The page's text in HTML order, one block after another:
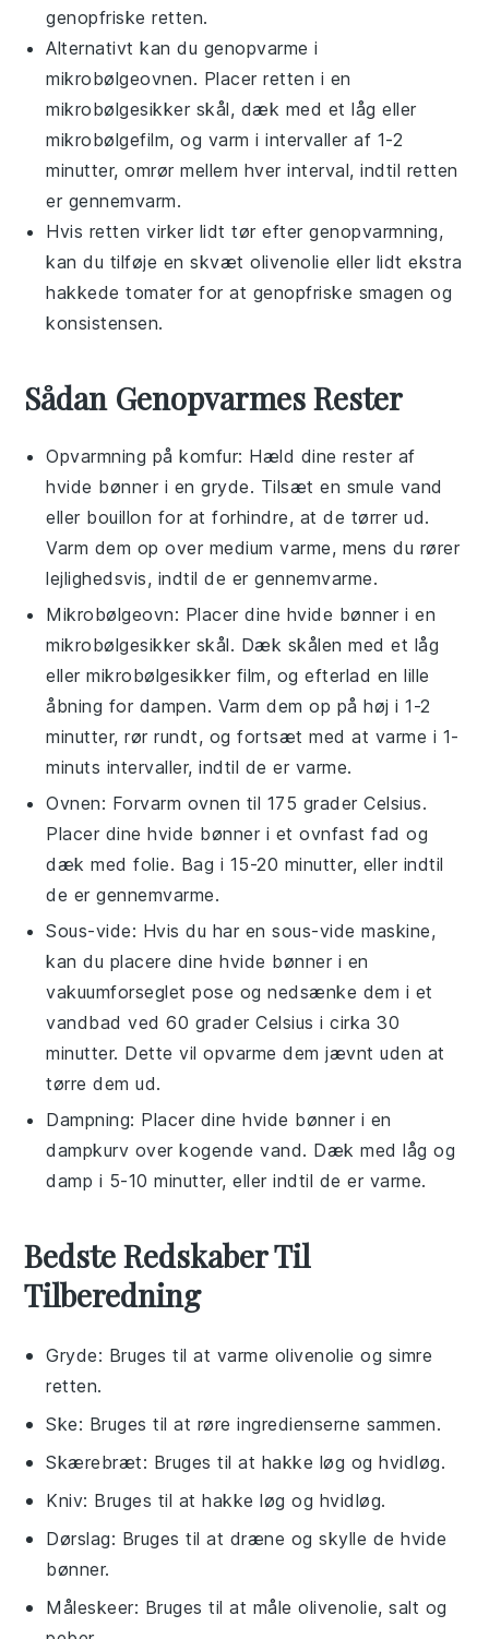
genopfriske retten.
Alternativt kan du genopvarme i
mikrobølgeovnen. Placer retten i en
mikrobølgesikker skål, dæk med et låg eller
mikrobølgefilm, og varm i intervaller af 1-2
minutter, omrør mellem hver interval, indtil retten
er gennemvarm.
Hvis retten virker lidt tør efter genopvarmning,
kan du tilføje en skvætolivenolie eller lidt ekstra
hakkede tomater for at genopfriske smagen og
konsistensen.
Sådan Genopvarmes Rester
Opvarmning på komfur: Hæld dine rester af
hvide bønner i en gryde. Tilsæt en smule vand
eller bouillon for at forhindre, at de tørrer ud.
Varm dem op over medium varme, mens du rører
lejlighedsvis, indtil de er gennemvarme.
Mikrobølgeovn: Placer dine hvide bønner i en
mikrobølgesikker skål. Dæk skålen med et låg
eller mikrobølgesikker film, og efterlad en lille
åbning for dampen. Varm dem op på høj i 1-2
minutter, rør rundt, og fortsæt med at varme i 1-
minuts intervaller, indtil de er varme.
Ovnen: Forvarm ovnen til 175 grader Celsius.
Placer dinehvide bønner i et ovnfast fad og
dæk med folie. Bag i 15-20 minutter, eller indtil
de er gennemvarme.
Sous-vide: Hvis du har en sous-vide maskine,
kan du placere dinehvide bønner i en
vakuumforseglet pose og nedsænke dem i et
vandbad ved 60 grader Celsius i cirka 30
minutter. Dette vil opvarme dem jævnt uden at
tørre dem ud.
Dampning: Placer dinehvide bønner i en
dampkurv over kogende vand. Dæk med låg og
damp i 5-10 minutter, eller indtil de er varme.
Bedste Redskaber Til
Tilberedning
Gryde: Bruges til at varme olivenolie og simre
retten.
Ske: Bruges til at røre ingredienserne sammen.
Skærebræt: Bruges til at hakke løg og hvidløg.
Kniv: Bruges til at hakke løg og hvidløg.
Dørslag: Bruges til at dræne og skylle de hvide
bønner.
Måleskeer: Bruges til at måle olivenolie, salt og